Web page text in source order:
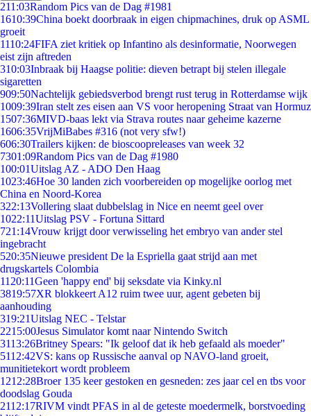
211:03Random Pics van de Dag #1981
1610:39China boekt doorbraak in eigen chipmachines, druk op ASML
groeit
1110:24FIFA ziet kritiek op Infantino als desinformatie, Noorwegen
eist zijn aftreden
310:03Inbraak bij Haagse politie: dieven betrapt bij stelen illegale
sigaretten
909:50Nachtelijk gebiedsverbod brengt rust terug in Rotterdamse wijk
1009:39Iran stelt zes eisen aan VS voor heropening Straat van Hormuz
1507:36MIVD-baas lekt via Strava routes naar geheime kazerne
1606:35VrijMiBabes #316 (not very sfw!)
606:30Trailers kijken: de bioscoopreleases van week 32
7301:09Random Pics van de Dag #1980
100:01Uitslag AZ - ADO Den Haag
1023:46Hoe 30 landen zich voorbereiden op mogelijke oorlog met
China en Noord-Korea
322:13Vollering slaat dubbelslag in Nice en neemt geel over
1022:11Uitslag PSV - Fortuna Sittard
721:14Vrouw krijgt door verwisseling het embryo van ander stel
ingebracht
520:35Nieuwe president De la Espriella gaat strijd aan met
drugskartels Colombia
11 20:11Geen 'happy end' bij seksdate via Kinky.nl
3819:57XR blokkeert A12 ruim twee uur, agent gebeten bij
aanhouding
319:21Uitslag NEC - Telstar
2215:00Jesus Simulator komt naar Nintendo Switch
3113:26Britney Spears: "Ik geloof dat ik heb gefaald als moeder"
5112:42VS: kans op Russische aanval op NAVO-land groeit,
munitietekort wordt probleem
1212:28Broer 135 keer gestoken en gesneden: zes jaar cel en tbs voor
doodslag Gouda
2112:17RIVM vindt PFAS in al de geteste moedermelk, borstvoeding